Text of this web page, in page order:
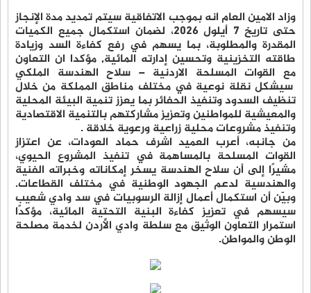
وزاد الامين العام انه بموجب الاتفاقية سيتم تمديد مدة الإنجاز
حتى تاريخ 7 أيلول 2026، لضمان استكمال جميع الكميات
المقدرة والمطلوبة، بما يسهم في رفع كفاءة السد وزيادة
طاقته التخزينية وتحسين إدارته المائية, مؤكدا ان التعاون
مع القوات المسلحة الاردنية – سلاح الهندسة الملكي
سيشكل نقلة نوعية في مختلف مناطق المملكة من خلال
تنظيف السدود وتنفيذ الحفائر بما يعزز تنمية البيئة المحلية
والمعيشية للمواطنين وتعزيز مشاركتهم بالتنمية الاقتصادية
وتنفيذ مشروعات محلية زراعية ورعوية خلاقة .
من جانبه، أعرب العميد اشرف حماد العودات، عن اعتزاز
القوات المسلحة بالمساهمة في تنفيذ المشروع الحيوي،
مشيرًا إلى أن سلاح الهندسة يسخر إمكاناته وخبراته الفنية
والهندسية لدعم الجهود الوطنية في مختلف القطاعات.
وبيّن أن استكمال أعمال إزالة الرسوبيات في سد وادي شعيب
سيسهم في تعزيز كفاءة البنية التحتية المائية، مؤكدًا
استمرار التعاون الوثيق مع سلطة وادي الأردن لخدمة مصلحة
الوطن والمواطن.